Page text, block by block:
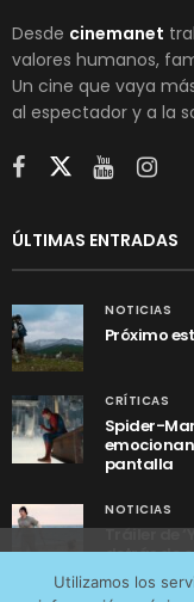
Desde cinemanet
valores humanos,
Un cine que vaya
al espectador y a la
ÚLTIMAS ENTRADAS
NOTICIAS
Próximo
CRÍTICAS
Spider-
pantalla
NOTICIAS
Tráiler de
detrás de
Utilizamos los
tráfico web que